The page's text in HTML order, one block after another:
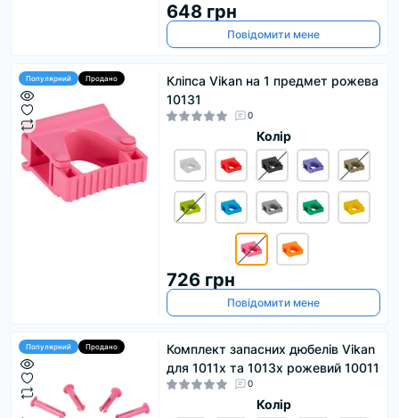
648 грн
Повідомити мене
Популярний Продано
Кліпса Vikan на 1 предмет рожева
10131
0
Колір
726 грн
Повідомити мене
Популярний Продано
Комплект запасних дюбелів Vikan
для 1011x та 1013x рожевий 10011
0
Колір